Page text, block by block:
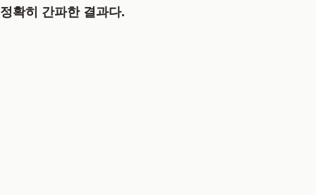
정확히 간파한 결과다.